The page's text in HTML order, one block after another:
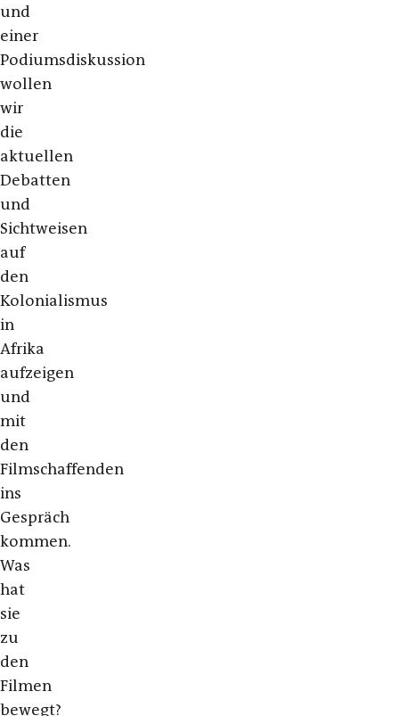
und
einer
Podiumsdiskussion
wollen
wir
die
aktuellen
Debatten
und
Sichtweisen
auf
den
Kolonialismus
in
Afrika
aufzeigen
und
mit
den
Filmschaffenden
ins
Gespräch
kommen.
Was
hat
sie
zu
den
Filmen
bewegt?